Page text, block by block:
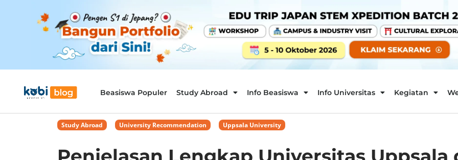
Beasiswa Populer Study Abroad Info Beasiswa Info Universitas Kegiatan
Study Abroad University Recommendation Uppsala University